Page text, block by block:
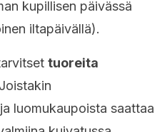
kupillisen päivässä
iltapäivällä).
tuoreita
Joistakin
luomukaupoista saattaa